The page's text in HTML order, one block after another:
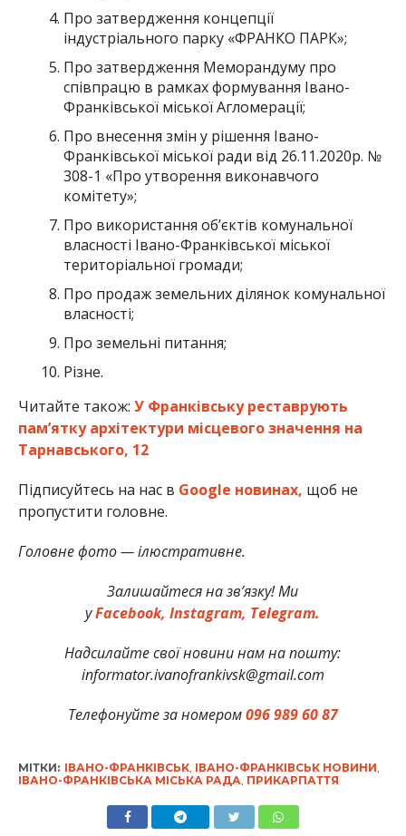
Про затвердження концепції
індустріального парку «ФРАНКО ПАРК»;
Про затвердження Меморандуму про
співпрацю в рамках формування Івано-
Франківської міської Агломерації;
Про внесення змін у рішення Івано-
Франківської міської ради від 26.11.2020р. №
308-1 «Про утворення виконавчого
комітету»;
Про використання об’єктів комунальної
власності Івано-Франківської міської
територіальної громади;
Про продаж земельних ділянок комунальної
власності;
Про земельні питання;
Різне.
Читайте також: У Франківську реставрують
памʼятку архітектури місцевого значення на
Тарнавського, 12
Підписуйтесь на нас в Google новинах, щоб не
пропустити головне.
Головне фото — ілюстративне.
Залишайтеся на зв’язку! Ми
уFacebook, Instagram, Telegram.
Надсилайте свої новини нам на пошту:
informator.ivanofrankivsk@gmail.com
Телефонуйте за номером096 989 60 87
МІТКИ: ІВАНО-ФРАНКІВСЬК, ІВАНО-ФРАНКІВСЬК НОВИНИ
ІВАНО-ФРАНКІВСЬКА МІСЬКА РАДА ПРИКАРПАТТЯ